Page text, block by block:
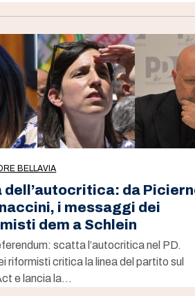
BELLAVIA
dell’autocritica: da
i messaggi dei
dem a Schlein
scatta l’autocritica nel PD.
riformisti critica la linea del partito sul
e lancia la…